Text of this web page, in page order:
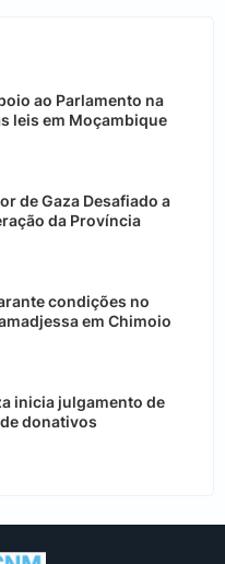
ao Parlamento na
leis em Moçambique
de Gaza Desafiado a
da Província
condições no
em Chimoio
inicia julgamento de
donativos